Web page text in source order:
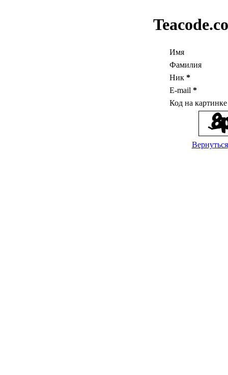
Имя
Фамилия
Ник *
E-mail *
Код на
Вернуться